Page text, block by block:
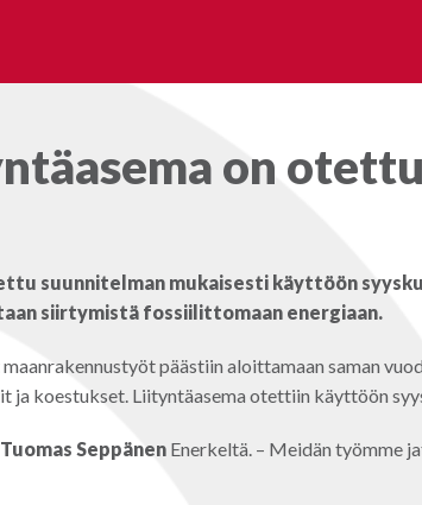
on
suunnitelman mukaisesti käyttöön
siirtymistä fossiilittomaan energiaan.
päästiin aloittamaan saman
koestukset. Liityntäasema otettiin käyttöön
Tuomas Seppänen Enerkeltä. – Meidän työmme